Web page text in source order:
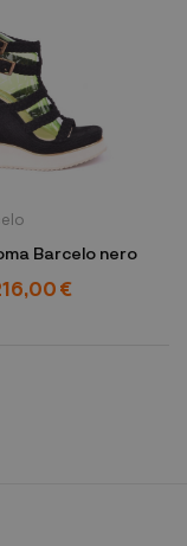
Barcelo nero
€